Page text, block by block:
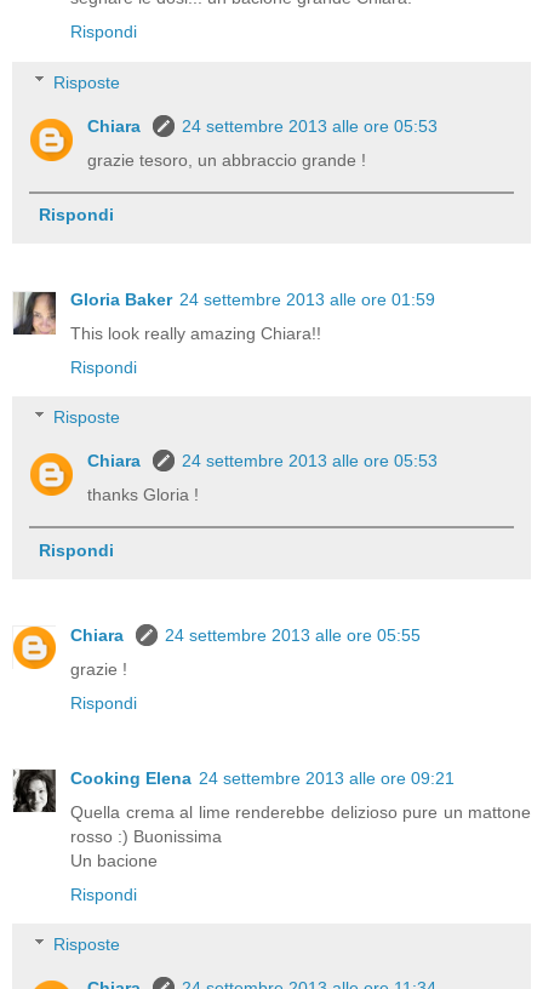
Rispondi
Risposte
Chiara
24 settembre 2013 alle ore 05:53
grazie tesoro, un abbraccio grande !
Rispondi
Gloria Baker 24 settembre 2013 alle ore 01:59
This look really amazing Chiara!!
Rispondi
Risposte
Chiara
24 settembre 2013 alle ore 05:53
thanks Gloria !
Rispondi
Chiara
24 settembre 2013 alle ore 05:55
grazie !
Rispondi
Cooking Elena 24 settembre 2013 alle ore 09:21
Quella crema al lime renderebbe delizioso pure un mattone
rosso :) Buonissima
Un bacione
Rispondi
Risposte